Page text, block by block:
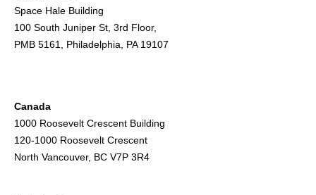
Space Hale Building
100 South Juniper St, 3rd Floor,
PMB 5161, Philadelphia, PA 19107
Canada
1000 Roosevelt Crescent Building
120-1000 Roosevelt Crescent
North Vancouver, BC V7P 3R4